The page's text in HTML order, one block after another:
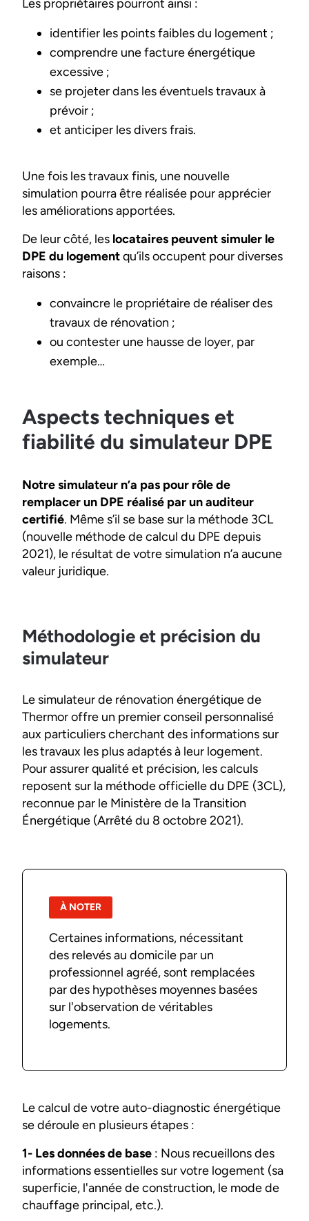
Les propriétaires pourront ainsi :
identifier les points faibles du logement ;
comprendre une facture énergétique
excessive ;
se projeter dans les éventuels travaux à
prévoir ;
et anticiper les divers frais.
Une fois les travaux finis, une nouvelle
simulation pourra être réalisée pour apprécier
les améliorations apportées.
De leur côté, les locataires peuvent simuler le
DPE du logementqu’ils occupent pour diverses
raisons :
convaincre le propriétaire de réaliser des
travaux de rénovation ;
ou contester une hausse de loyer, par
exemple…
Aspects techniques et
fiabilité du simulateur DPE
Notre simulateur n’a pas pour rôle de
remplacer un DPE réalisé par un auditeur
certifié. Même s’il se base sur la méthode 3CL
(nouvelle méthode de calcul du DPE depuis
2021), le résultat de votre simulation n’a aucune
valeur juridique.
Méthodologie et précision du
simulateur
Le simulateur de rénovation énergétique de
Thermor offre un premier conseil personnalisé
aux particuliers cherchant des informations sur
les travaux les plus adaptés à leur logement.
Pour assurer qualité et précision, les calculs
reposent sur la méthode officielle du DPE (3CL),
reconnue par le Ministère de la Transition
Énergétique (Arrêté du 8 octobre 2021).
À NOTER
Certaines informations, nécessitant
des relevés au domicile par un
professionnel agréé, sont remplacées
par des hypothèses moyennes basées
sur l'observation de véritables
logements.
Le calcul de votre auto-diagnostic énergétique
se déroule en plusieurs étapes :
1- Les données de base : Nous recueillons des
informations essentielles sur votre logement (sa
superficie, l'année de construction, le mode de
chauffage principal, etc.).